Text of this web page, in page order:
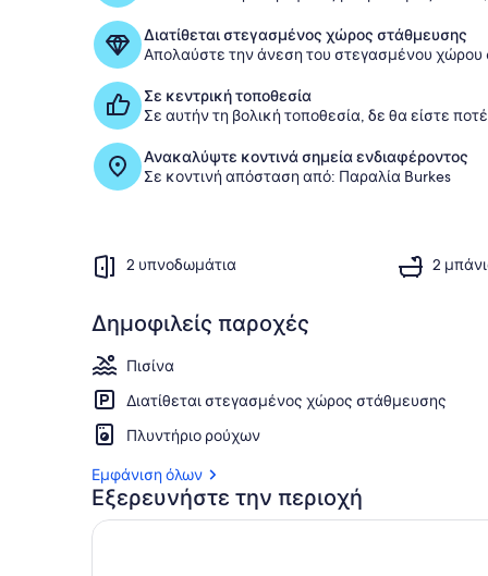
Διατίθεται στεγασμένος χώρος στάθμευσης
Απολαύστε την άνεση του στεγασμένου χώρου
Σε κεντρική τοποθεσία
Σε αυτήν τη βολική τοποθεσία, δε θα είστε
Ανακαλύψτε κοντινά σημεία ενδιαφέροντος
Σε κοντινή απόσταση από: Παραλία Burkes
2 υπνοδωμάτια 2
Δημοφιλείς παροχές
Πισίνα
Διατίθεται στεγασμένος χώρος στάθμευσης
Πλυντήριο ρούχων
Εμφάνιση όλων
Εξερευνήστε την περιοχή